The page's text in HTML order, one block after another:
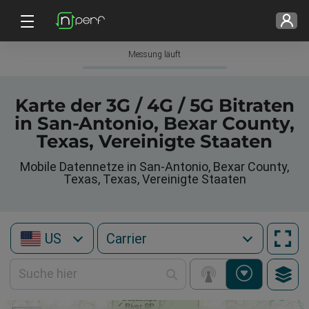
Messung läuft
Karte der 3G / 4G / 5G Bitraten
in San-Antonio, Bexar County,
Texas, Vereinigte Staaten
Mobile Datennetze in San-Antonio, Bexar County,
Texas, Texas, Vereinigte Staaten
US